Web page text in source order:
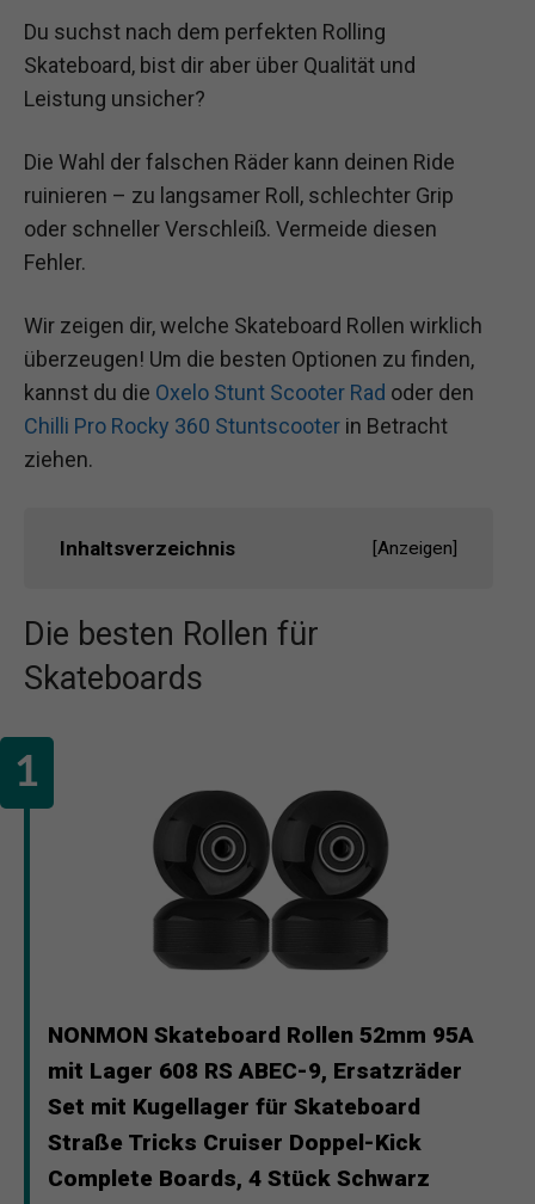
Du suchst nach dem perfekten Rolling
Skateboard, bist dir aber über Qualität und
Leistung unsicher?
Die Wahl der falschen Räder kann deinen Ride
ruinieren – zu langsamer Roll, schlechter Grip
oder schneller Verschleiß. Vermeide diesen
Fehler.
Wir zeigen dir, welche Skateboard Rollen wirklich
überzeugen! Um die besten Optionen zu finden,
kannst du die Oxelo Stunt Scooter Rad oder den
Chilli Pro Rocky 360 Stuntscooter in Betracht
ziehen.
Inhaltsverzeichnis [Anzeigen]
Die besten Rollen für
Skateboards
NONMON Skateboard Rollen 52mm 95A
mit Lager 608 RS ABEC-9, Ersatzräder
Set mit Kugellager für Skateboard
Straße Tricks Cruiser Doppel-Kick
Complete Boards, 4 Stück Schwarz